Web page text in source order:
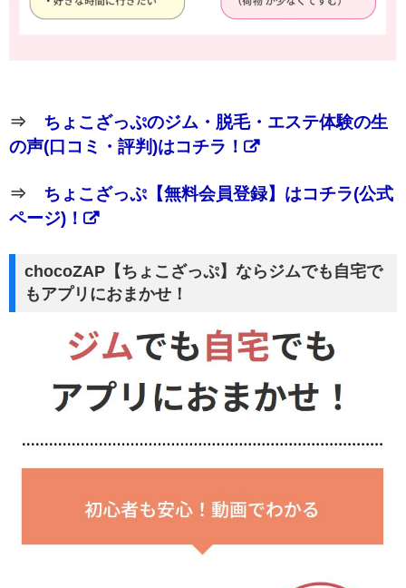
⇒ ちょこざっぷのジム・脱毛・エステ体験の生
の声(口コミ・評判)はコチラ！
⇒ ちょこざっぷ【無料会員登録】はコチラ(公式
ページ)！
chocoZAP【ちょこざっぷ】ならジムでも自宅で
もアプリにおまかせ！